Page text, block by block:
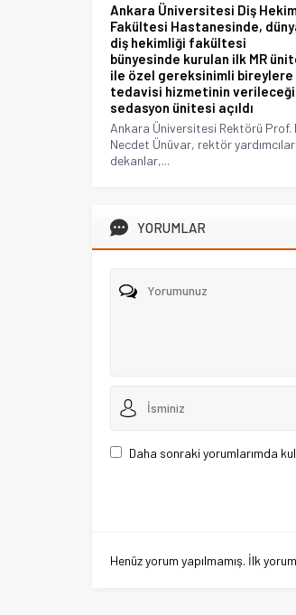
Ankara Üniversitesi Diş
Fakültesi Hastanesinde,
diş hekimliği fakültesi
bünyesinde kurulan ilk MR
ile özel gereksinimli bireylere
tedavisi hizmetinin verileceği
sedasyon ünitesi açıldı
Ankara Üniversitesi Rektörü Prof.
Necdet Ünüvar, rektör
dekanlar,...
YORUMLAR
Daha sonraki yorumlarımda
Henüz yorum yapılmamış. İlk